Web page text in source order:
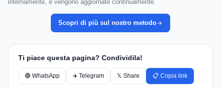
internamente, e vengono aggiornate continuamente.
Scopri di più sul nostro metodo
Ti piace questa pagina? Condividila!
🟢 WhatsApp ✈️ Telegram 𝕏 Share 📋 Copia link